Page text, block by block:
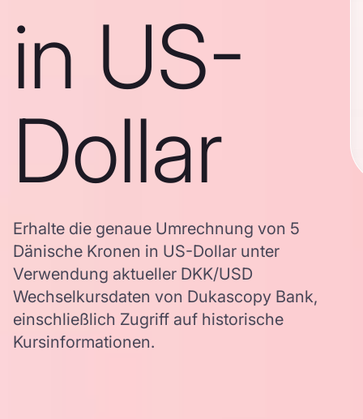
in US-
Dollar
Erhalte die genaue Umrechnung von 5
Dänische Kronen in US-Dollar unter
Verwendung aktueller DKK/USD
Wechselkursdaten von Dukascopy Bank,
einschließlich Zugriff auf historische
Kursinformationen.